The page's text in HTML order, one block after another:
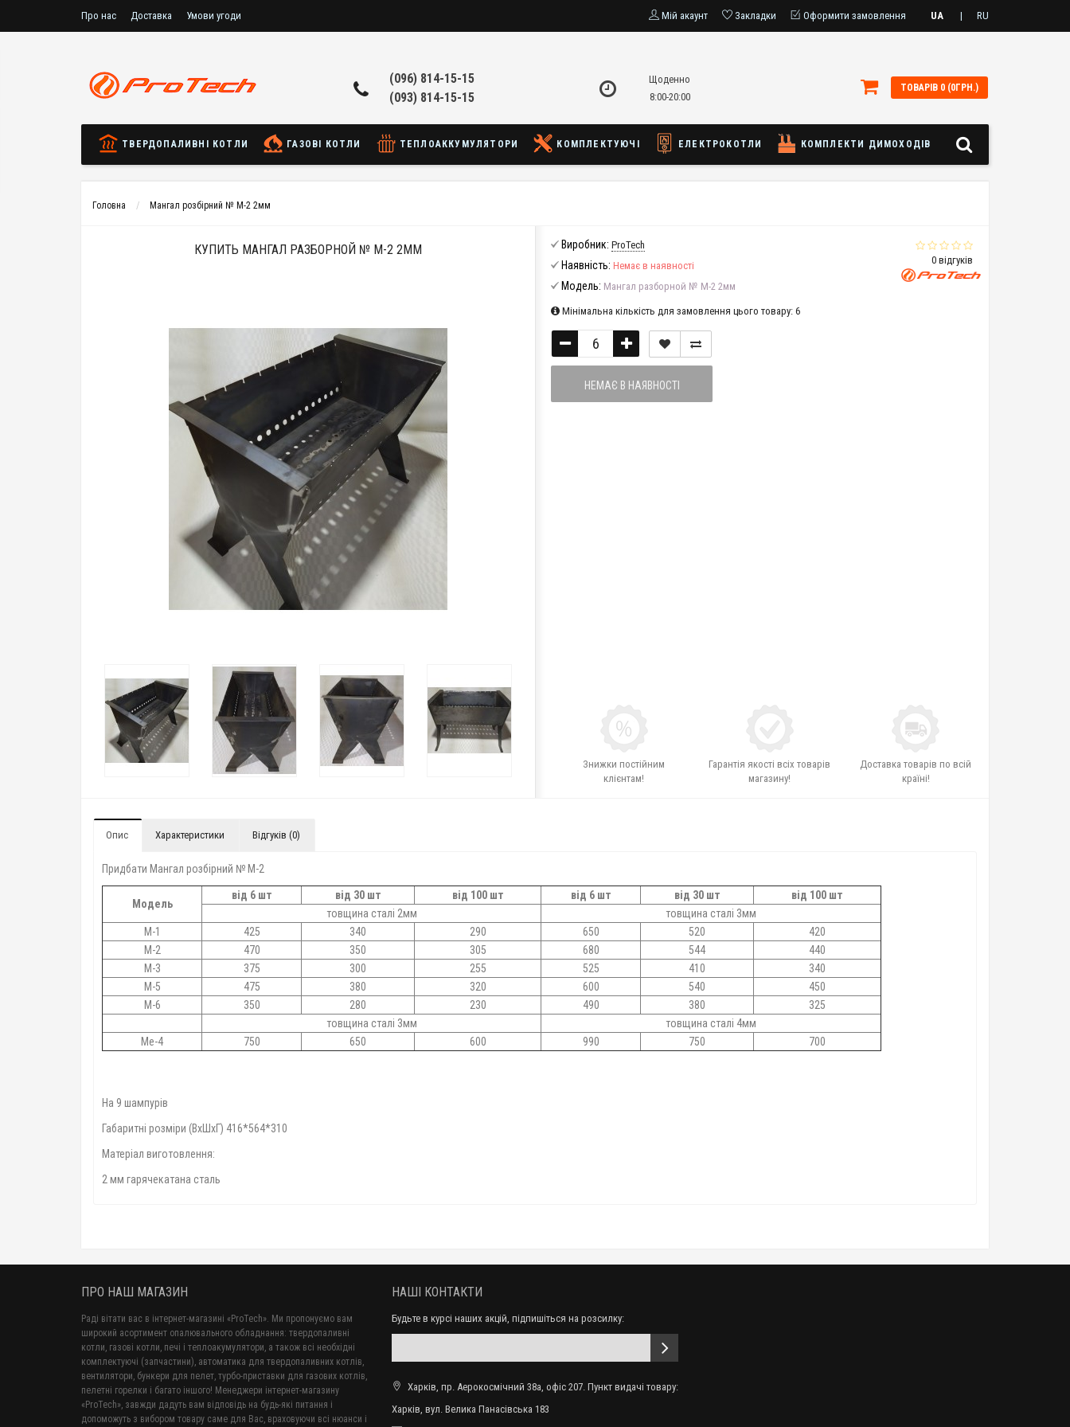
Про нас Доставка Умови угоди Мій акаунт Закладки Оформити замовлення UA | RU
(096) 814-15-15
(093) 814-15-15
Щоденно
8:00-20:00
ТОВАРІВ 0 (0ГРН.)
ТВЕРДОПАЛИВНІ КОТЛИ ГАЗОВІ КОТЛИ ТЕПЛОАККУМУЛЯТОРИ КОМПЛЕКТУЮЧІ ЕЛЕКТРОКОТЛИ КОМПЛЕКТИ ДИМОХОДІВ
Головна Мангал розбірний № М-2 2мм
КУПИТЬ МАНГАЛ РАЗБОРНОЙ № М-2 2ММ
0 відгуків
Виробник: ProTech
Наявність: Немає в наявності
Модель: Мангал разборной № М-2 2мм
Мінімальна кількість для замовлення цього товару: 6
НЕМАЄ В НАЯВНОСТІ
Знижки постійним
клієнтам!
Гарантія якості всіх товарів
магазину!
Доставка товарів по всій
країні!
Опис Характеристики Відгуків (0)
Придбати Мангал розбірний № М-2
Модель
від 6 шт від 30 шт від 100 шт від 6 шт від 30 шт
від 100 шт
товщина сталі 2мм
товщина сталі 3мм
М-1
425 340 290 650 520
420
М-2
470 350 305 680 544
440
М-3
375 300 255 525 410
340
М-5
475 380 320 600 540
450
М-6
350 280 230 490 380
325
товщина сталі 3мм
товщина сталі 4мм
Ме-4
750 650 600 990 750 700
На 9 шампурів
Габаритні розміри (ВхШхГ) 416*564*310
Матеріал виготовлення:
2 мм гарячекатана сталь
ПРО НАШ МАГАЗИН
Раді вітати вас в інтернет-магазині «ProTech». Ми пропонуємо вам
широкий асортимент опалювального обладнання: твердопаливні
котли, газові котли, печі і теплоакумулятори, а також всі необхідні
комплектуючі (запчастини), автоматика для твердопаливних котлів,
вентилятори, бункери для пелет, турбо-приставки для газових котлів,
пелетні горелки і багато іншого! Менеджери інтернет-магазину
«ProTech», завжди дадуть вам відповідь на будь-які питання і
допоможуть з вибором товару саме для Вас, враховуючи всі нюанси і
НАШІ КОНТАКТИ
Будьте в курсі наших акцій, підпишіться на розсилку:
Харків, пр. Аерокосмічний 38а, офіс 207. Пункт видачі товару:
Харків, вул. Велика Панасівська 183